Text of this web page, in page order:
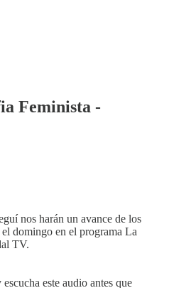
Feminista -
nos harán un avance de los
domingo en el programa La
TV.
este audio antes que